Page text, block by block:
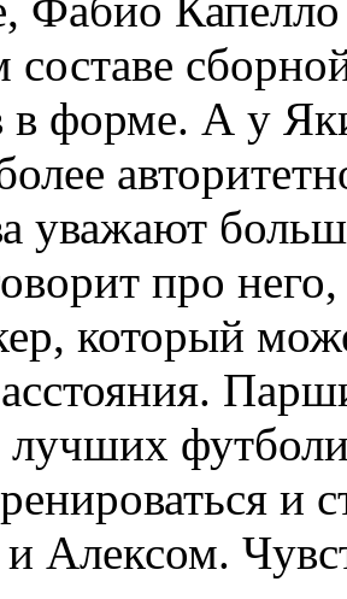
форме. А у
уважают
про
который
и
Алексом.